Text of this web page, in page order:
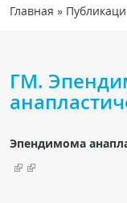
Форум
Вы здесь
Главная »
ГМ.
Эпендимома